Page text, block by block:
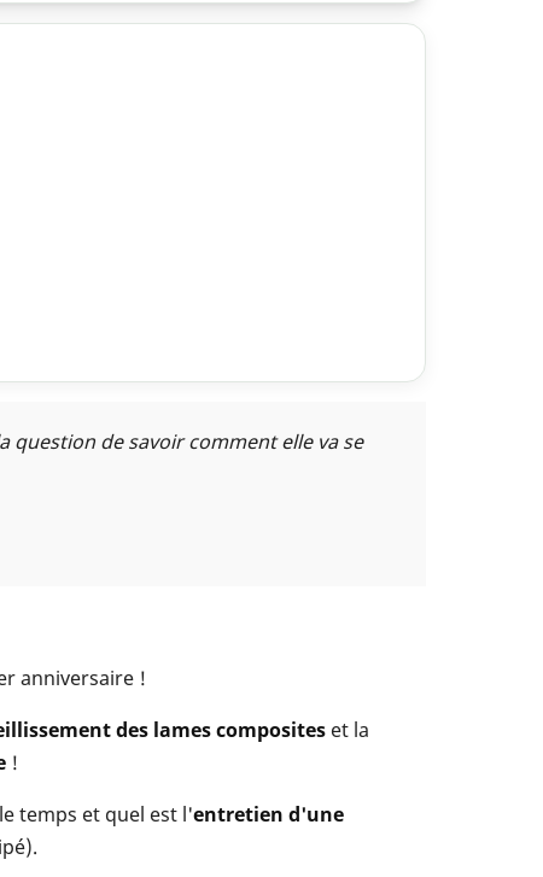
question de savoir comment elle va se
anniversaire !
des lames composites et la
!
temps et quel est l'entretien d'une